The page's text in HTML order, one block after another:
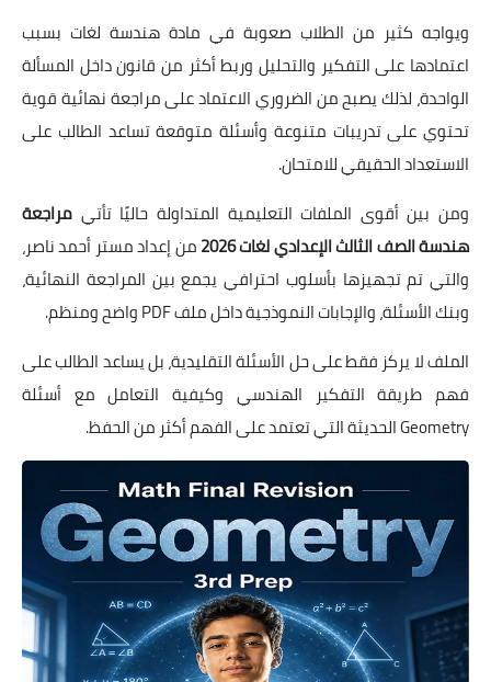
ويواجه كثير من الطلاب صعوبة في مادة هندسة لغات بسبب
اعتمادها على التفكير والتحليل وربط أكثر من قانون داخل المسألة
الواحدة، لذلك يصبح من الضروري الاعتماد على مراجعة نهائية قوية
تحتوي على تدريبات متنوعة وأسئلة متوقعة تساعد الطالب على
الاستعداد الحقيقي للامتحان.
ومن بين أقوى الملفات التعليمية المتداولة حاليًا تأتي مراجعة
هندسة الصف الثالث الإعدادي لغات 2026
من إعداد مستر أحمد ناصر،
والتي تم تجهيزها بأسلوب احترافي يجمع بين المراجعة النهائية،
وبنك الأسئلة، والإجابات النموذجية داخل ملف PDF واضح ومنظم.
الملف لا يركز فقط على حل الأسئلة التقليدية، بل يساعد الطالب على
فهم طريقة التفكير الهندسي وكيفية التعامل مع أسئلة
Geometry الحديثة التي تعتمد على الفهم أكثر من الحفظ.